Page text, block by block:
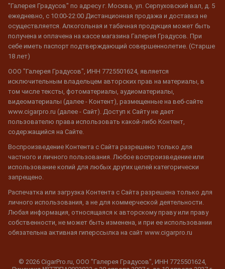
"Галерея Градусов" по адресу г. Москва, ул. Серпуховский вал, д. 5
ежедневно, с 10:00-22:00 Дистанционная продажа и доставка не
осуществляется. Алкогольная и табачная продукция может быть
получена и оплачена на кассе магазина Галерея Градусов. При
себе иметь паспорт подтверждающий совершеннолетие. (Старше
18 лет)
ООО "Галерея Градусов", ИНН 7725501624, является
исключительным владельцем авторских прав на материалы, в
том числе тексты, фотоматериалы, аудиоматериалы,
видеоматериалы (далее - Контент), размещенные на веб-сайте
www.cigarpro.ru (далее - Сайт). Доступ к Сайту не дает
пользователю права использовать какой-либо Контент,
содержащийся на Сайте.
Воспроизведение Контента с Сайта разрешено только для
частного и личного пользования. Любое воспроизведение или
использование копий для любых других целей категорически
запрещено.
Распечатка или загрузка Контента с Сайта разрешена только для
личного использования, а не для коммерческой деятельности.
Любая информация, относящаяся к авторскому праву или праву
собственности, не может быть изменена, и при ее использовании
обязательна активная гиперссылка на сайт www.cigarpro.ru
© 2026 CigarPro.ru, ООО "Галерея Градусов", ИНН 7725501624,